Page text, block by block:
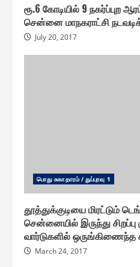
ரூ.6 கோடியில் 9 நகர்ப்புற
சென்னை மாநகராட்சி
July 20, 2017
பொது சுகாதாரம் / துப்புரவு 1
தூத்துக்குடியை மிரட்டும்
சென்னையில் இருந்து
வார்டுகளில் ஒருங்கிணைந்த
March 24, 2017